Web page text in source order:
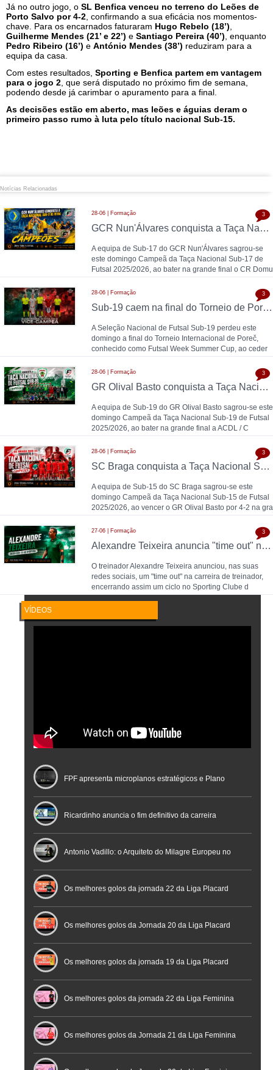
Já no outro jogo, o SL Benfica venceu no terreno do Leões de
Porto Salvo por 4-2 , confirmando a sua eficácia nos momentos-
chave. Para os encarnados faturaram Hugo Rebelo (18’)
Guilherme Mendes (21’ e 22’) e Santiago Pereira (40’) , enquanto
Pedro Ribeiro (16’) e António Mendes (38’) reduziram para a
equipa da casa.
Com estes resultados, Sporting e Benfica partem em vantagem
para o jogo 2 , que será disputado no próximo fim de semana,
podendo desde já carimbar o apuramento para a final.
As decisões estão em aberto, mas leões e águias deram o
primeiro passo rumo à luta pelo título nacional Sub-15.
Notícias Relacionadas
28-06 | Formação
GCR Nun'Álvares conquista a Taça Nacional Sub-17 de Futsal nas grandes penalidades e sobe ao Nacional
A equipa de Sub-17 do GCR Nun'Álvares sagrou-se
este domingo Campeã da Taça Nacional Sub-17 de
Futsal 2025/2026, ao bater na grande final o CR Domu
3
28-06 | Formação
Sub-19 caem na final do Torneio de Poreč diante da Espanha (1-2)
A Seleção Nacional de Futsal Sub-19 perdeu este
domingo a final do Torneio Internacional de Poreč,
conhecido como Futsal Week Summer Cup, ao ceder
3
28-06 | Formação
GR Olival Basto conquista a Taça Nacional Sub-19 de Futsal após bater ACDL / CBIDN
A equipa de Sub-19 do GR Olival Basto sagrou-se este
domingo Campeã da Taça Nacional Sub-19 de Futsal
2025/2026, ao bater na grande final a ACDL / C
3
28-06 | Formação
SC Braga conquista a Taça Nacional Sub-15 de Futsal e sobe ao Campeonato Nacional 26/27
A equipa de Sub-15 do SC Braga sagrou-se este
domingo Campeã da Taça Nacional Sub-15 de Futsal
2025/2026, ao vencer o GR Olival Basto por 4-2 na gra
3
27-06 | Formação
Alexandre Teixeira anuncia "time out" no futsal: pausa após título de Campeão Nacional pelo Sporting CP
O treinador Alexandre Teixeira anunciou, nas suas
redes sociais, um "time out" na carreira de treinador,
encerrando assim um ciclo no Sporting Clube d
3
VÍDEOS
FPF apresenta microplanos estratégicos e Plano
Nacional de Arbitragem
Ricardinho anuncia o fim definitivo da carreira
profissional em conferência histórica na Cidade do
Futebol
Antonio Vadillo: o Arquiteto do Milagre Europeu no
Futsal | Documentário
Os melhores golos da jornada 22 da Liga Placard
Os melhores golos da Jornada 20 da Liga Placard
Futsal
Os melhores golos da jornada 19 da Liga Placard
Os melhores golos da jornada 22 da Liga Feminina
Placard
Os melhores golos da Jornada 21 da Liga Feminina